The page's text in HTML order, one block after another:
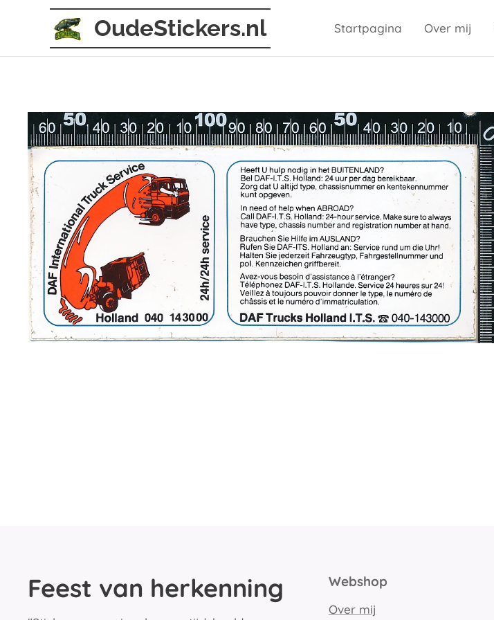
OudeStickers.nl Startpagina Over mij
Feest van herkenning Webshop
Over mij